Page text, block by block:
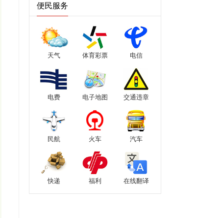
便民服务
天气 体育彩票 电信
电费 电子地图 交通违章
民航 火车 汽车
快递 福利 在线翻译